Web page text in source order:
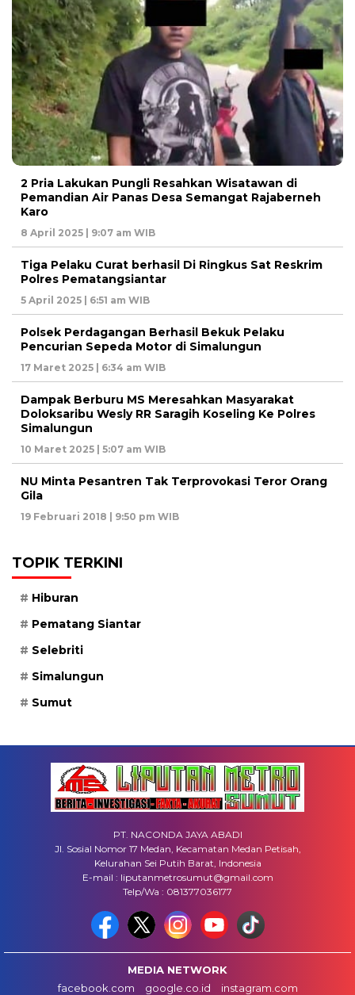
2 Pria Lakukan Pungli Resahkan Wisatawan di
Pemandian Air Panas Desa Semangat Rajaberneh
Karo
8 April 2025 | 9:07 am WIB
Tiga Pelaku Curat berhasil Di Ringkus Sat Reskrim
Polres Pematangsiantar
5 April 2025 | 6:51 am WIB
Polsek Perdagangan Berhasil Bekuk Pelaku
Pencurian Sepeda Motor di Simalungun
17 Maret 2025 | 6:34 am WIB
Dampak Berburu MS Meresahkan Masyarakat
Doloksaribu Wesly RR Saragih Koseling Ke Polres
Simalungun
10 Maret 2025 | 5:07 am WIB
NU Minta Pesantren Tak Terprovokasi Teror Orang
Gila
19 Februari 2018 | 9:50 pm WIB
TOPIK TERKINI
Hiburan
Pematang Siantar
Selebriti
Simalungun
Sumut
PT. NACONDA JAYA ABADI
Jl. Sosial Nomor 17 Medan, Kecamatan Medan Petisah,
Kelurahan Sei Putih Barat, Indonesia
E-mail : liputanmetrosumut@gmail.com
Telp/Wa : 081377036177
MEDIA NETWORK
facebook.com
google.co.id
instagram.com